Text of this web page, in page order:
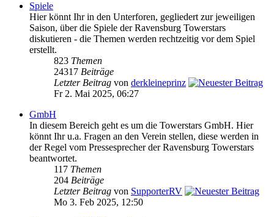
Spiele
Hier könnt Ihr in den Unterforen, gegliedert zur jeweiligen
Saison, über die Spiele der Ravensburg Towerstars
diskutieren - die Themen werden rechtzeitig vor dem Spiel
erstellt.
823 Themen
24317 Beiträge
Letzter Beitrag von derkleineprinz
Fr 2. Mai 2025, 06:27
GmbH
In diesem Bereich geht es um die Towerstars GmbH. Hier
könnt Ihr u.a. Fragen an den Verein stellen, diese werden in
der Regel vom Pressesprecher der Ravensburg Towerstars
beantwortet.
117 Themen
204 Beiträge
Letzter Beitrag von SupporterRV
Mo 3. Feb 2025, 12:50